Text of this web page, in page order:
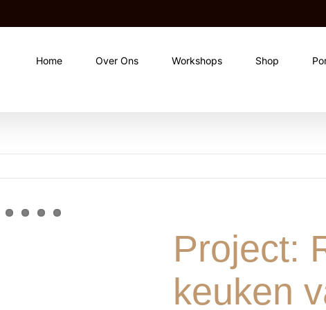
Home Over Ons Workshops Shop
Project:
keuken